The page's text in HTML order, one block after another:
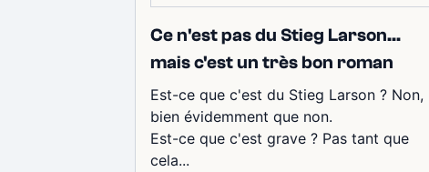
Ce n'est pas du Stieg Larson...
mais c'est un très bon roman
Est-ce que c'est du Stieg Larson ? Non,
bien évidemment que non.
Est-ce que c'est grave ? Pas tant que
cela...